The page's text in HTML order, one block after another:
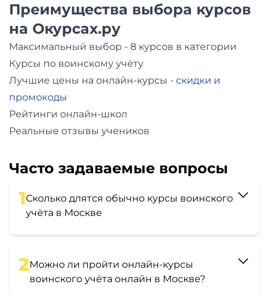
Преимущества выбора курсов
на Окурсах.ру
Максимальный выбор - 8 курсов в категории
Курсы по воинскому учёту
Лучшие цены на онлайн-курсы - скидки и
промокоды
Рейтинги онлайн-школ
Реальные отзывы учеников
Часто задаваемые вопросы
1Сколько длятся обычно курсы воинского
учёта в Москве
2Можно ли пройти онлайн-курсы
воинского учёта онлайн в Москве?